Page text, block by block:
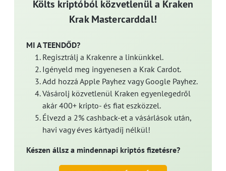
Költs kriptóból közvetlenül a Kraken
Krak Mastercarddal!
MI A TEENDŐD?
Regisztrálj a Krakenre a linkünkkel.
Igényeld meg ingyenesen a Krak Cardot.
Add hozzá Apple Payhez vagy Google Payhez.
Vásárolj közvetlenül Kraken egyenlegedről
akár 400+ kripto- és fiat eszközzel.
Élvezd a 2% cashback-et a vásárlások után,
havi vagy éves kártyadíj nélkül!
Készen állsz a mindennapi kriptós fizetésre?